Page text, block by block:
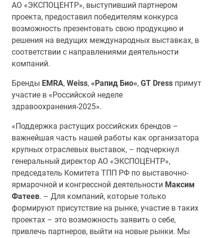
АО «ЭКСПОЦЕНТР», выступивший партнером
проекта, предоставил победителям конкурса
возможность презентовать свою продукцию и
решения на ведущих международных выставках, в
соответствии с направлениями деятельности
компаний.
Бренды EMRA, Weiss, «Рапид Био», GT Dress примут
участие в «Российской неделе
здравоохранения-2025».
«Поддержка растущих российских брендов –
важнейшая часть нашей работы как организатора
крупных отраслевых выставок, – подчеркнул
генеральный директор АО «ЭКСПОЦЕНТР»,
председатель Комитета ТПП РФ по выставочно-
ярмарочной и конгрессной деятельности Максим
Фатеев. – Для компаний, которые только
формируют присутствие на рынке, участие в таких
проектах – это возможность заявить о себе,
привлечь партнеров, выйти на новые рынки. Мы